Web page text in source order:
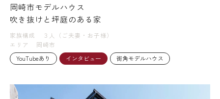
岡崎市モデルハウス
吹き抜けと坪庭のある家
家族構成
３人（ご夫妻・お子様）
エリア
岡崎市
YouTubeあり
インタビュー 街角モデルハウス